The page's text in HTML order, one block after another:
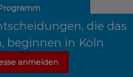
& Anreise
die das
beginnen in Köln
anmelden